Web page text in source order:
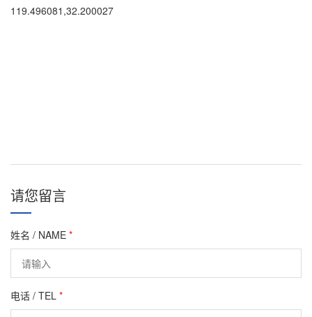
119.496081,32.200027
请您留言
姓名 / NAME *
电话 / TEL *